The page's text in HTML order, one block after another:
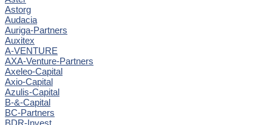
Astorg
Audacia
Auriga-Partners
Auxitex
A-VENTURE
AXA-Venture-Partners
Axeleo-Capital
Axio-Capital
Azulis-Capital
B-&-Capital
BC-Partners
BDR-Invest